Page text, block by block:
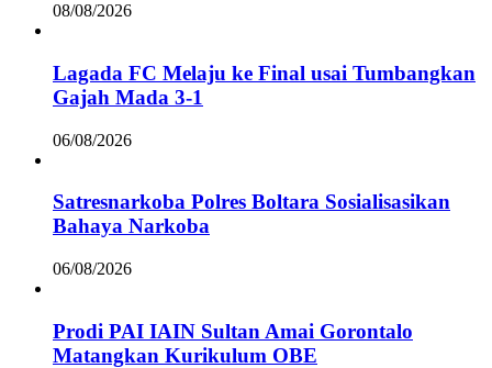
08/08/2026
Lagada FC Melaju ke Final usai Tumbangkan
Gajah Mada 3-1
06/08/2026
Satresnarkoba Polres Boltara Sosialisasikan
Bahaya Narkoba
06/08/2026
Prodi PAI IAIN Sultan Amai Gorontalo
Matangkan Kurikulum OBE